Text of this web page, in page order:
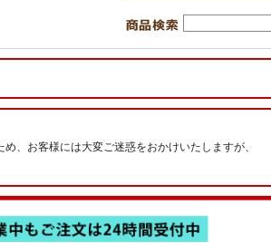
、お客様には大変ご迷惑をおかけいたしますが、